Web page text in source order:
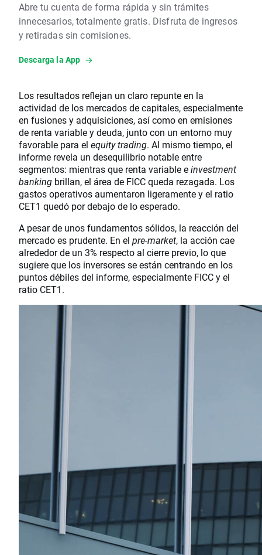
Abre tu cuenta de forma rápida y sin trámites
innecesarios, totalmente gratis. Disfruta de ingresos
y retiradas sin comisiones.
Descarga la App
Los resultados reflejan un claro repunte en la
actividad de los mercados de capitales, especialmente
en fusiones y adquisiciones, así como en emisiones
de renta variable y deuda, junto con un entorno muy
favorable para el equity trading. Al mismo tiempo, el
informe revela un desequilibrio notable entre
segmentos: mientras que renta variable einvestment
banking brillan, el área de FICC queda rezagada. Los
gastos operativos aumentaron ligeramente y el ratio
CET1 quedó por debajo de lo esperado.
A pesar de unos fundamentos sólidos, la reacción del
mercado es prudente. En el pre‑market, la acción cae
alrededor de un 3% respecto al cierre previo, lo que
sugiere que los inversores se están centrando en los
puntos débiles del informe, especialmente FICC y el
ratio CET1.